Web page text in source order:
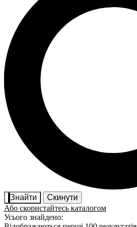
Знайти
Скинути
Або скористайтесь каталогом
Усього знайдено: